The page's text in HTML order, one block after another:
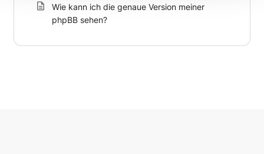
Wie kann ich die genaue Version meiner
phpBB sehen?